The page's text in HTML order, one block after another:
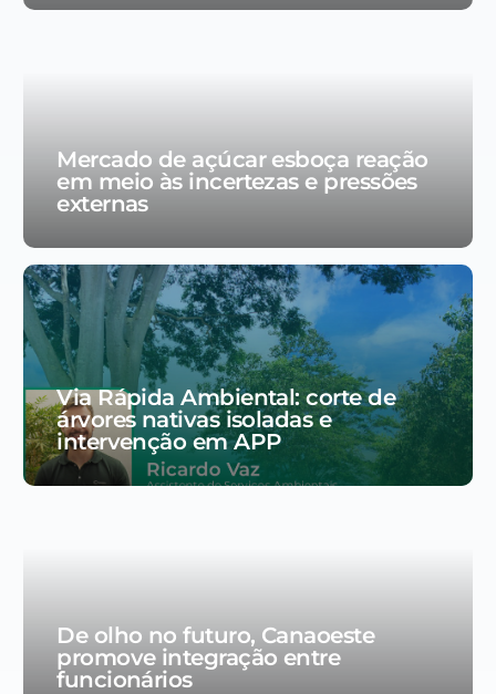
Mercado de açúcar esboça reação
em meio às incertezas e pressões
externas
Via Rápida Ambiental: corte de
árvores nativas isoladas e
intervenção em APP
De olho no futuro, Canaoeste
promove integração entre
funcionários